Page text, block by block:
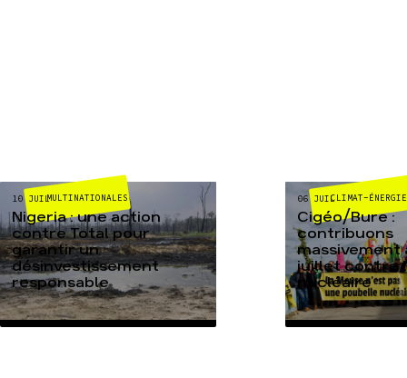
MULTINATIONALES
10 JUIL
Nigeria : une action
contre Total pour
garantir un
désinvestissement
responsable
CLIMAT-ÉNERGIE
06 JUIL
Cigéo/Bure :
contribuons
massivement
juillet contre
nucléaire